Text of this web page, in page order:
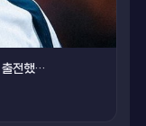
출전했…